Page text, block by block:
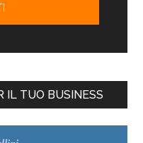
IL TUO BUSINESS